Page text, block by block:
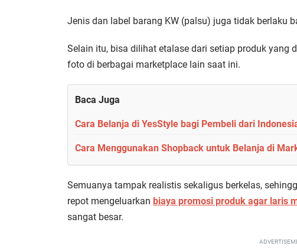
Jenis dan label barang KW (palsu) juga tidak berlaku
Selain itu, bisa dilihat etalase dari setiap produk
foto di berbagai marketplace lain saat ini.
Baca Juga
Cara Belanja di YesStyle bagi Pembeli dari
Cara Menggunakan Shopback untuk Belanja di
Semuanya tampak realistis sekaligus berkelas,
repot mengeluarkan biaya promosi produk agar laris
sangat besar.